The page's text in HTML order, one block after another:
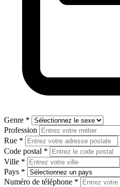
Genre *
Profession
Rue *
Code postal *
Ville *
Pays *
Numéro de téléphone *